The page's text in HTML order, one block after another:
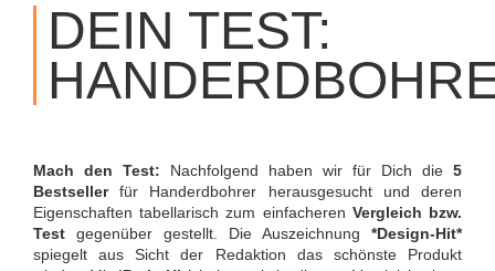
CONTENT
DEIN TEST:
Mach den Test: Nachfolgend haben wir für Dich die 5
Bestsellerfür Handerdbohrer herausgesucht und deren
Eigenschaften tabellarisch zum einfacheren Vergleich bzw.
Test gegenüber gestellt. Die Auszeichnung *Design-Hit*
spiegelt aus Sicht der Redaktion das schönste Produkt